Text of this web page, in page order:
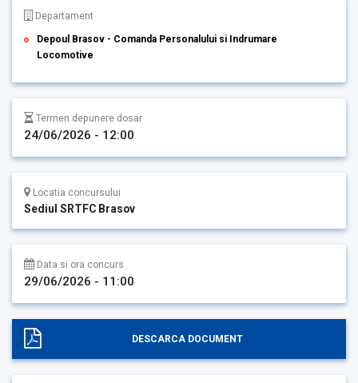
Departament
Depoul Brasov - Comanda Personalului si Indrumare
Locomotive
Termen depunere dosar
24/06/2026 - 12:00
Locatia concursului
Sediul SRTFC Brasov
Data si ora concurs
29/06/2026 - 11:00
DESCARCA DOCUMENT